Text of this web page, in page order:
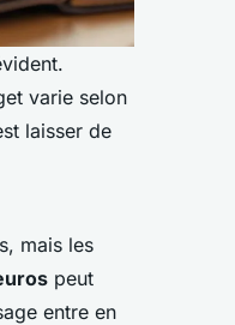
varie selon
laisser de
mais les
peut
entre en